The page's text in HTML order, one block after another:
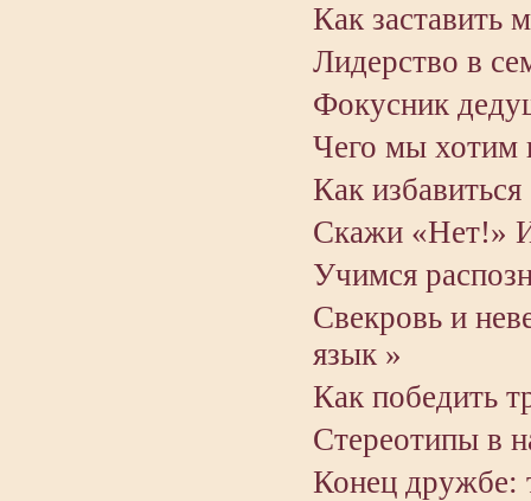
Как заставить
Лидерство в
Фокусник
Чего мы хотим
Как
Скажи «Нет!»
Учимся
Свекровь и
язык »
Как победить
Стереотипы в
Конец дружбе: